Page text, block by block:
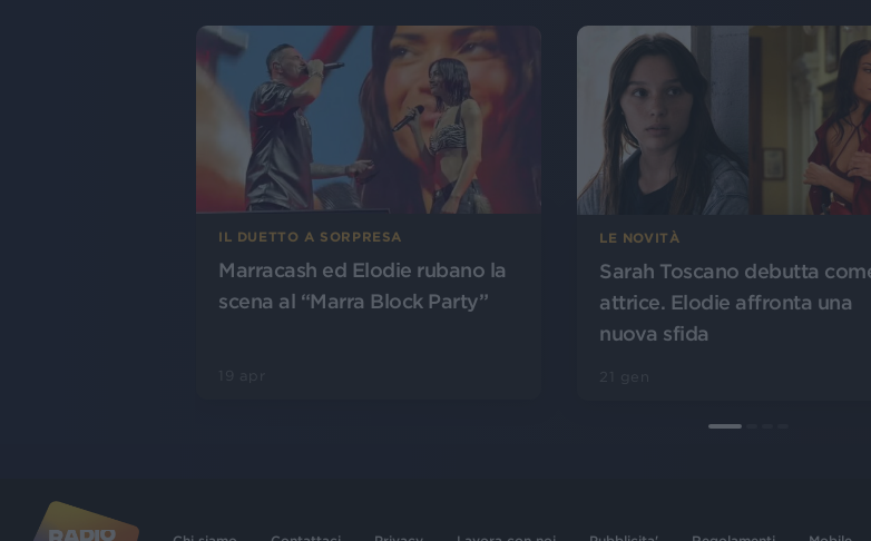
IL DUETTO A SORPRESA
Marracash ed Elodie rubano la
scena al “Marra Block Party”
LE NOVITÀ
Sarah Toscano debutta
attrice. Elodie affronta una
nuova sfida